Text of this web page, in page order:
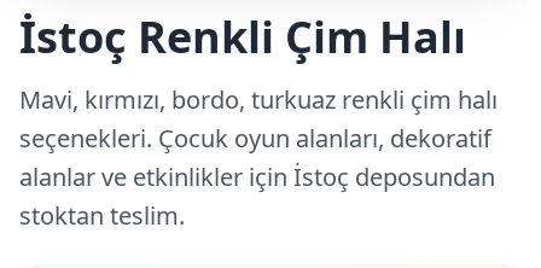
İstoç Renkli Çim Halı
Mavi, kırmızı, bordo, turkuaz renkli çim halı
seçenekleri. Çocuk oyun alanları, dekoratif
alanlar ve etkinlikler için İstoç deposundan
stoktan teslim.